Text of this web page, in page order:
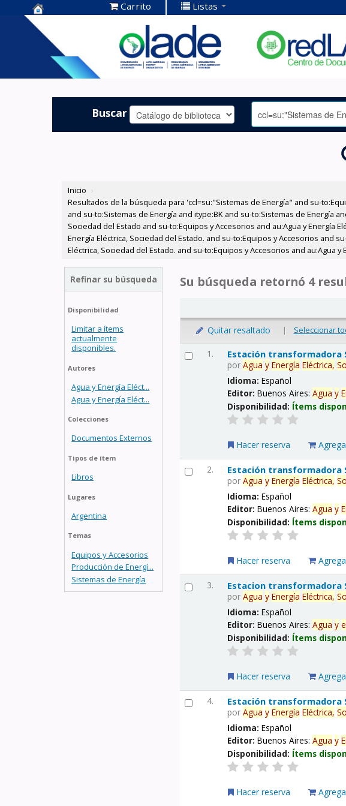
Centro de
Documentación
OLADE -
Carrito Listas
Buscar
Inicio ›
Resultados de la búsqueda para 'ccl=su:"Sistemas de Energía" and su-
and su-to:Sistemas de Energía and itype:BK and su-to:Sistemas de Energía
Sociedad del Estado and su-to:Equipos y Accesorios and au:Agua y Energía
Energía Eléctrica, Sociedad del Estado. and su-to:Equipos y Accesorios and
Eléctrica, Sociedad del Estado. and su-to:Equipos y Accesorios and au:Agua
Refinar su búsqueda
Disponibilidad
Limitar a ítems
actualmente
disponibles.
Autores
Agua y Energía Eléct...
Agua y Energía Eléct...
Colecciones
Documentos Externos
Tipos de ítem
Libros
Lugares
Argentina
Temas
Equipos y Accesorios
Producción de Energí...
Sistemas de Energía
Su búsqueda retornó 4
Quitar resaltado | Seleccionar
1. Estación transformadora
porAgua y Energía Eléctrica,
Idioma:Español
Editor:Buenos Aires:Agua y
Disponibilidad: Ítems
Hacer reserva
2. Estación transformadora
porAgua y Energía Eléctrica,
Idioma:Español
Editor:Buenos Aires:Agua y
Disponibilidad: Ítems
Hacer reserva
3. Estacion transformadora
porAgua y Energía Eléctrica,
Idioma:Español
Editor:Buenos Aires:Agua y
Disponibilidad: Ítems
Hacer reserva
4. Estación transformadora
porAgua y Energía Eléctrica,
Idioma:Español
Editor:Buenos Aires:Agua y
Disponibilidad: Ítems
Hacer reserva